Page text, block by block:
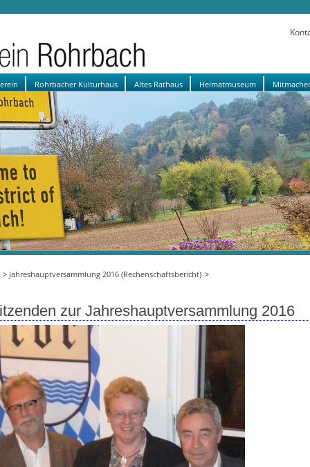
Rohrbacher Kulturhaus Altes Rathaus Heimatmuseum
Jahreshauptversammlung 2016 (Rechenschaftsbericht)
zur Jahreshauptversammlung 2016